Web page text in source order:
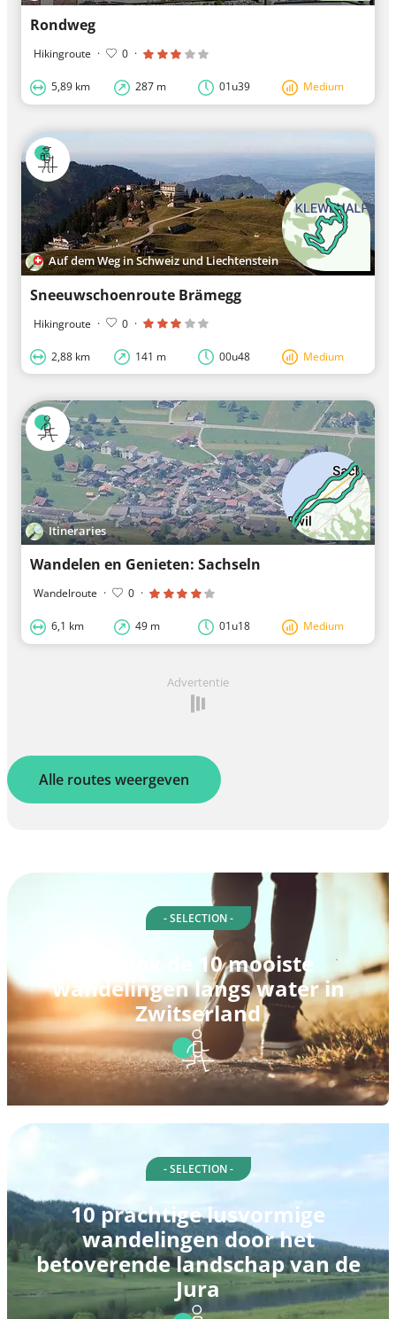
Rondweg
Hikingroute · 0 ·
5,89 km 287 m 01u39 Medium
Auf dem Weg in Schweiz und Liechtenstein
Sneeuwschoenroute Brämegg
Hikingroute · 0 ·
2,88 km 141 m 00u48 Medium
Itineraries
Wandelen en Genieten: Sachseln
Wandelroute · 0 ·
6,1 km 49 m 01u18 Medium
Advertentie
Alle routes weergeven
- SELECTION -
Ontdek de 10 mooiste
wandelingen langs water in
Zwitserland
- SELECTION -
10 prachtige lusvormige
wandelingen door het
betoverende landschap van de
Jura